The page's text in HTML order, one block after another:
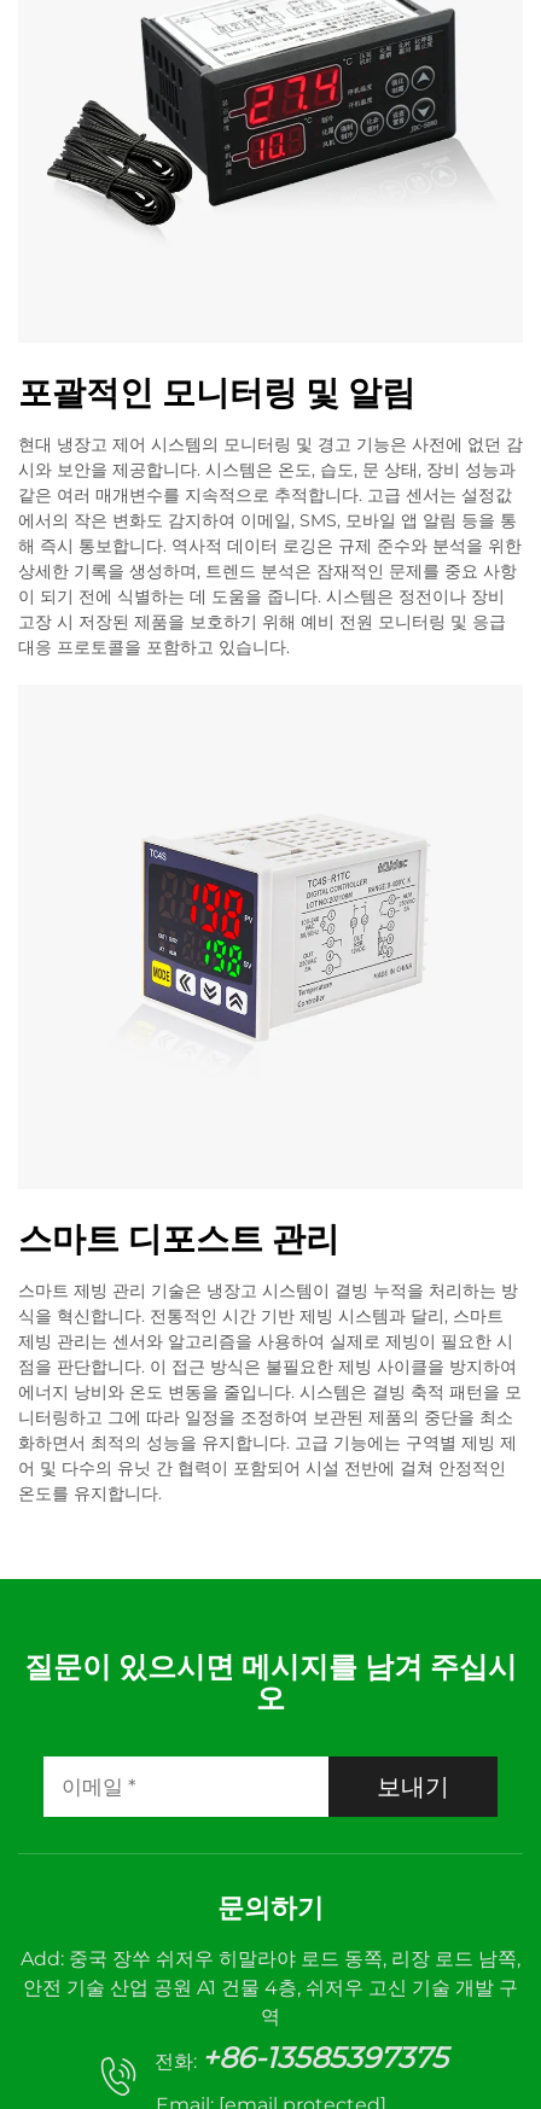
포괄적인 모니터링 및 알림
현대 냉장고 제어 시스템의 모니터링 및 경고 기능은 사전에 없던 감
시와 보안을 제공합니다. 시스템은 온도, 습도, 문 상태, 장비 성능과
같은 여러 매개변수를 지속적으로 추적합니다. 고급 센서는 설정값
에서의 작은 변화도 감지하여 이메일, SMS, 모바일 앱 알림 등을 통
해 즉시 통보합니다. 역사적 데이터 로깅은 규제 준수와 분석을 위한
상세한 기록을 생성하며, 트렌드 분석은 잠재적인 문제를 중요 사항
이 되기 전에 식별하는 데 도움을 줍니다. 시스템은 정전이나 장비
고장 시 저장된 제품을 보호하기 위해 예비 전원 모니터링 및 응급
대응 프로토콜을 포함하고 있습니다.
스마트 디포스트 관리
스마트 제빙 관리 기술은 냉장고 시스템이 결빙 누적을 처리하는 방
식을 혁신합니다. 전통적인 시간 기반 제빙 시스템과 달리, 스마트
제빙 관리는 센서와 알고리즘을 사용하여 실제로 제빙이 필요한 시
점을 판단합니다. 이 접근 방식은 불필요한 제빙 사이클을 방지하여
에너지 낭비와 온도 변동을 줄입니다. 시스템은 결빙 축적 패턴을 모
니터링하고 그에 따라 일정을 조정하여 보관된 제품의 중단을 최소
화하면서 최적의 성능을 유지합니다. 고급 기능에는 구역별 제빙 제
어 및 다수의 유닛 간 협력이 포함되어 시설 전반에 걸쳐 안정적인
온도를 유지합니다.
질문이 있으시면 메시지를 남겨 주십시
오
보내기
문의하기
Add: 중국 장쑤 쉬저우 히말라야 로드 동쪽, 리장 로드 남쪽,
안전 기술 산업 공원 A1 건물 4층, 쉬저우 고신 기술 개발 구
역
전화: +86-13585397375